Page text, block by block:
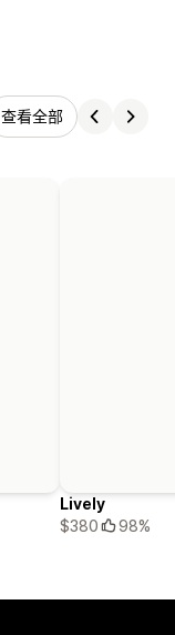
查看全部
Lively
$380
98%